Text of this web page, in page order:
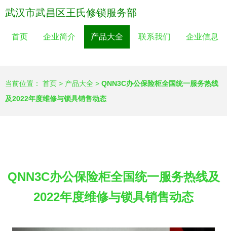
武汉市武昌区王氏修锁服务部
首页 企业简介 产品大全 联系我们 企业信息
当前位置： 首页 > 产品大全 > QNN3C办公保险柜全国统一服务热线
及2022年度维修与锁具销售动态
QNN3C办公保险柜全国统一服务热线及
2022年度维修与锁具销售动态